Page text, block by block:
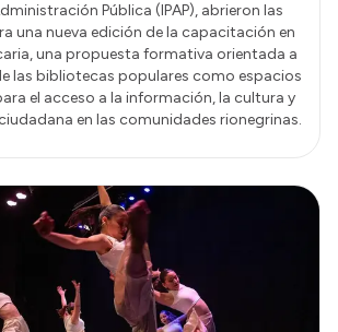
Pública (IPAP), abrieron las
una nueva edición de la capacitación en
una propuesta formativa orientada a
las bibliotecas populares como espacios
el acceso a la información, la cultura y
en las comunidades rionegrinas.